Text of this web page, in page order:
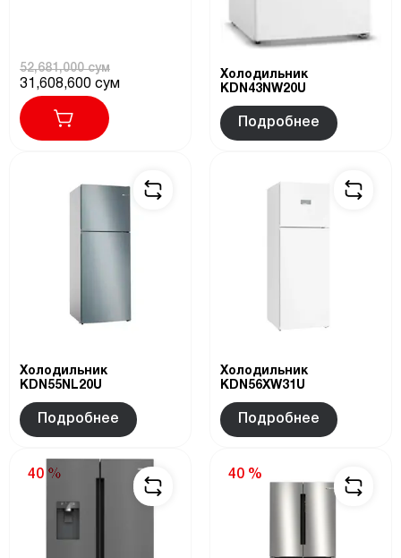
52,681,000 сум
31,608,600 сум
Холодильник
KDN43NW20U
Подробнее
Холодильник
KDN55NL20U
Подробнее
Холодильник
KDN56XW31U
Подробнее
40 % 40 %